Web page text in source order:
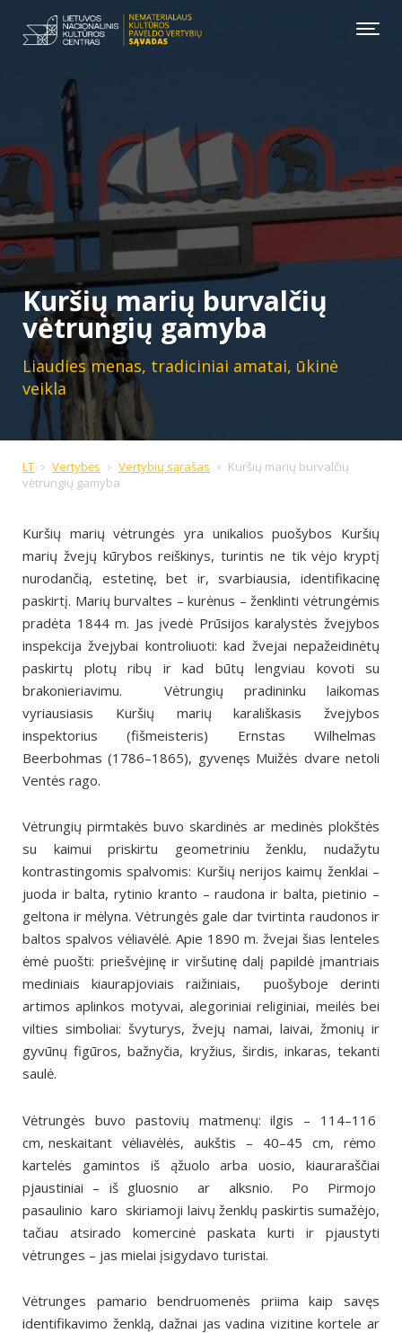
Kuršių marių burvalčių
vėtrungių gamyba
Liaudies menas, tradiciniai amatai, ūkinė
veikla
LT Vertybės Vertybių sąrašas
Kuršių marių burvalčių
vėtrungių gamyba
Kuršių marių vėtrungės yra unikalios puošybos Kuršių
marių žvejų kūrybos reiškinys, turintis ne tik vėjo kryptį
nurodančią, estetinę, bet ir, svarbiausia, identifikacinę
paskirtį. Marių burvaltes – kurėnus – ženklinti vėtrungėmis
pradėta 1844 m. Jas įvedė Prūsijos karalystės žvejybos
inspekcija žvejybai kontroliuoti: kad žvejai nepažeidinėtų
paskirtų plotų ribų ir kad būtų lengviau kovoti su
brakonieriavimu. Vėtrungių pradininku laikomas
vyriausiasis Kuršių marių karališkasis žvejybos
inspektorius (fišmeisteris) Ernstas Wilhelmas
Beerbohmas(1786–1865), gyvenęs Muižės dvare netoli
Ventės rago.
Vėtrungių pirmtakės buvo skardinės ar medinės plokštės
su kaimui priskirtu geometriniu ženklu, nudažytu
kontrastingomis spalvomis: Kuršių nerijos kaimų ženklai –
juoda ir balta,rytinio kranto – raudona ir balta, pietinio –
geltona ir mėlyna. Vėtrungės gale dar tvirtinta raudonos ir
baltos spalvos vėliavėlė. Apie 1890 m. žvejai šias lenteles
ėmė puošti: priešvėjinę ir viršutinę dalį papildė įmantriais
mediniais kiaurapjoviais raižiniais, puošyboje derinti
artimos aplinkos motyvai, alegoriniai religiniai, meilės bei
vilties simboliai: švyturys, žvejų namai, laivai, žmonių ir
gyvūnų figūros, bažnyčia, kryžius, širdis, inkaras, tekanti
saulė.
Vėtrungės buvo pastovių matmenų: ilgis – 114–116
cm,neskaitant vėliavėlės, aukštis – 40–45 cm, rėmo
kartelės gamintos iš ąžuolo arba uosio, kiauraraščiai
pjaustiniai – iš gluosnio ar alksnio. Po Pirmojo
pasaulinio karo skiriamoji laivų ženklų paskirtis sumažėjo,
tačiau atsirado komercinė paskata kurti ir pjaustyti
vėtrunges – jas mielai įsigydavo turistai.
Vėtrunges pamario bendruomenės priima kaip savęs
identifikavimo ženklą, dažnai jas vadina vizitine kortele ar